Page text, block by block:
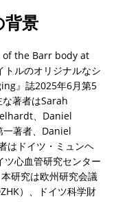
背景
of the Barr body at
ルのオリジナルなシ
』誌2025年6月第5
著者はSarah
、Daniel
著者、Daniel
はドイツ・ミュンヘ
ツ心血管研究センター
研究は欧州研究会議
）、ドイツ科学財